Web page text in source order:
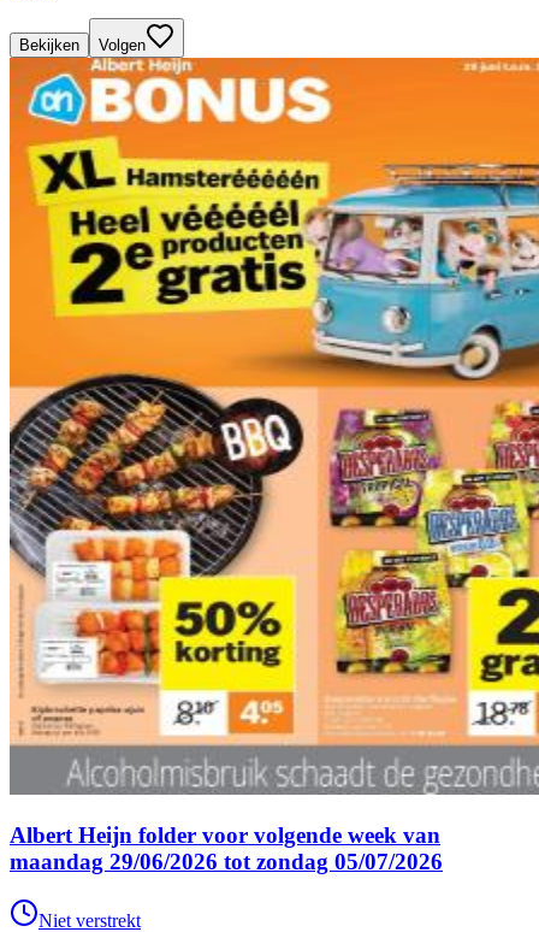
Bekijken Volgen
Albert Heijn folder voor volgende week van
maandag 29/06/2026 tot zondag 05/07/2026
Niet verstrekt